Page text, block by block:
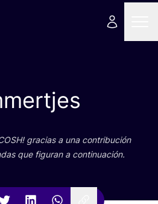
! gra­cias a una con­tri­bu­ción
que figu­ran a continuación.